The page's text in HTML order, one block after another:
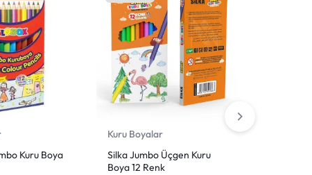
Kuru Boya
Kuru Boyalar
Silka Jumbo Üçgen Kuru
Boya 12 Renk